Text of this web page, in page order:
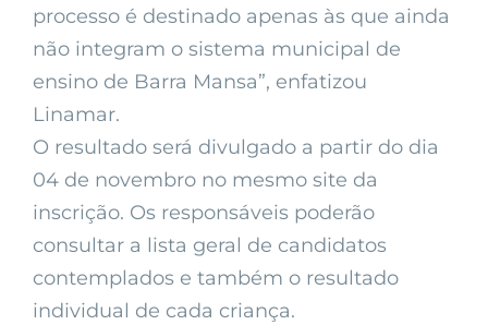
processo é destinado apenas às que ainda
não integram o sistema municipal de
ensino de Barra Mansa”, enfatizou
Linamar.
O resultado será divulgado a partir do dia
04 de novembro no mesmo site da
inscrição. Os responsáveis poderão
consultar a lista geral de candidatos
contemplados e também o resultado
individual de cada criança.